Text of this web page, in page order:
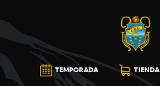
a
la
navegación
principal
al
contenido
principal
a
la
barra
lateral
CB
TEMPORADA TIENDA